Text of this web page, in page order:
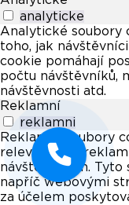
analyticke
Analytické soubory
toho, jak
cookie pomáhají
počtu návštěvníků,
návštěvnosti atd.
Reklamní
reklamni
Reklamní soubory
relevantních
návštěvníkům. Tyto
napříč webovými
za účelem